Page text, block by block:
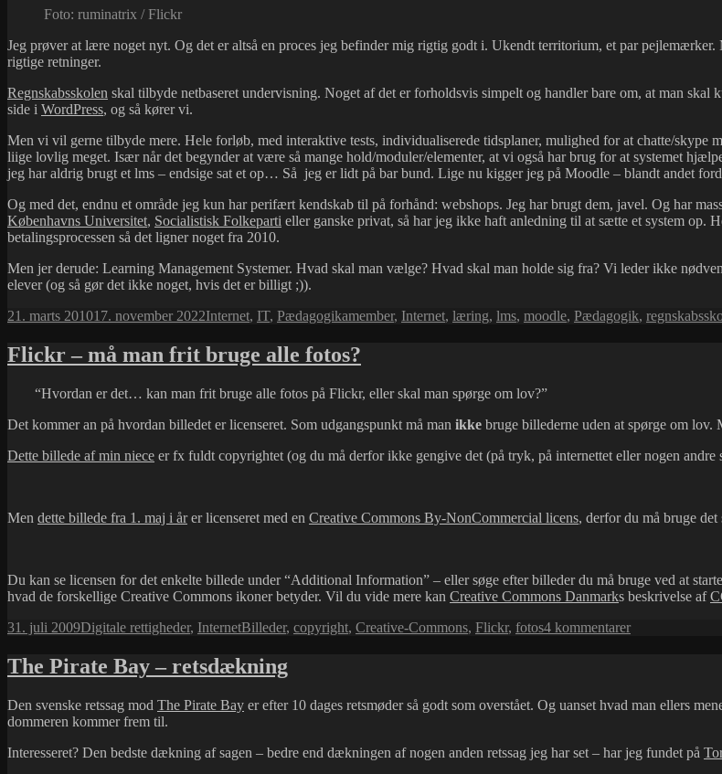
Foto: ruminatrix / Flickr
Jeg prøver at lære noget nyt. Og det er altså en proces jeg befinder mig rigtig godt i. Ukendt territorium, et par
rigtige retninger.
Regnskabsskolen skal tilbyde netbaseret undervisning. Noget af det er forholdsvis simpelt og handler bare om, at man
side i WordPress, og så kører vi.
Men vi vil gerne tilbyde mere. Hele forløb, med interaktive tests, individualiserede tidsplaner, mulighed for at chatte/skype
liige lovlig meget. Især når det begynder at være så mange hold/moduler/elementer, at vi også har brug for at systemet
jeg har aldrig brugt et lms – endsige sat et op… Så jeg er lidt på bar bund. Lige nu kigger jeg på Moodle – blandt andet
Og med det, endnu et område jeg kun har perifært kendskab til på forhånd: webshops. Jeg har brugt dem, javel. Og har
Københavns Universitet, Socialistisk Folkeparti eller ganske privat, så har jeg ikke haft anledning til at sætte et system op.
betalingsprocessen så det ligner noget fra 2010.
Men jer derude: Learning Management Systemer. Hvad skal man vælge? Hvad skal man holde sig fra? Vi leder ikke
elever (og så gør det ikke noget, hvis det er billigt ;)).
Udgivet
21. marts 201017. november 2022Kategorier
Internet, IT, PædagogikTags
amember, Internet, læring, lms, moodle, Pædagogik,
Flickr – må man frit bruge alle fotos?
“Hvordan er det… kan man frit bruge alle fotos på Flickr, eller skal man spørge om lov?”
Det kommer an på hvordan billedet er licenseret. Som udgangspunkt må man ikke bruge billederne uden at spørge om lov.
Dette billede af min niece er fx fuldt copyrightet (og du må derfor ikke gengive det (på tryk, på internettet eller nogen andre
Men dette billede fra 1. maj i årer licenseret med en Creative Commons By-NonCommercial licens, derfor du må bruge
Du kan se licensen for det enkelte billede under “Additional Information” – eller søge efter billeder du må bruge ved at
hvad de forskellige Creative Commons ikoner betyder. Vil du vide mere kan Creative Commons Danmarks beskrivelse af
Udgivet
31. juli 2009Kategorier
Digitale rettigheder, InternetTags
Billeder, copyright, Creative-Commons, Flickr, fotos4 kommentarertil
frit
fotos?
The Pirate Bay – retsdækning
Den svenske retssag mod The Pirate Bay er efter 10 dages retsmøder så godt som overstået. Og uanset hvad man ellers
dommeren kommer frem til.
Interesseret? Den bedste dækning af sagen – bedre end dækningen af nogen anden retssag jeg har set – har jeg fundet på